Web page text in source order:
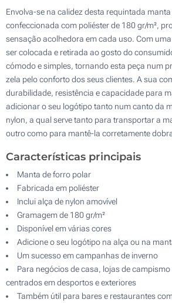
Envolva-se na calidez desta requintada
confeccionada com poliéster de 180 gr/m²,
sensação acolhedora em cada uso. Com
ser colocada e retirada ao gosto do
cómodo e simples, tornando esta peça num
zela pelo conforto dos seus clientes. A sua
durabilidade, resistência e capacidade para
adicionar o seu logótipo tanto num canto da
nylon, a qual serve tanto para transportar a
outro como para mantê-la corretamente
Características principais
Manta de forro polar
Fabricada em poliéster
Inclui alça de nylon amovível
Gramagem de 180 gr/m²
Disponível em várias cores
Adicione o seu logótipo na alça ou na
Um sucesso em campanhas de inverno
Para negócios de casa, lojas de
centrados em desportos e exteriores
Também útil para bares e restaurantes